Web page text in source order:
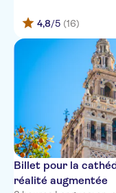
4,8/5 (16)
Billet pour la
réalité augmentée